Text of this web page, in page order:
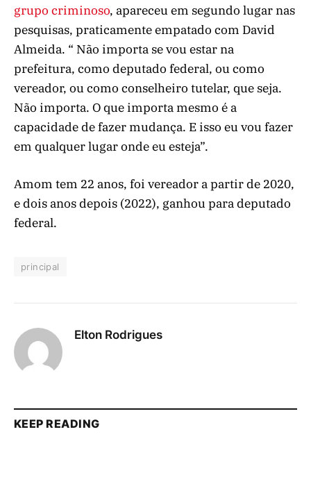
grupo criminoso, apareceu em segundo lugar nas
pesquisas, praticamente empatado com David
Almeida. “ Não importa se vou estar na
prefeitura, como deputado federal, ou como
vereador, ou como conselheiro tutelar, que seja.
Não importa. O que importa mesmo é a
capacidade de fazer mudança. E isso eu vou fazer
em qualquer lugar onde eu esteja”.
Amom tem 22 anos, foi vereador a partir de 2020,
e dois anos depois (2022), ganhou para deputado
federal.
principal
Elton Rodrigues
KEEP READING